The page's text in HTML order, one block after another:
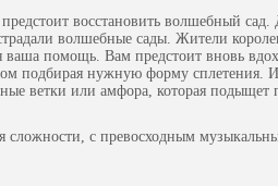
восстановить волшебный сад.
волшебные сады. Жители
ваша помощь. Вам предстоит вновь
подбирая нужную форму сплетения.
ветки или амфора, которая подыщет
сложности, с превосходным